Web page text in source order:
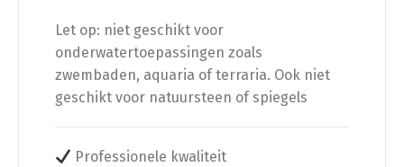
Let op: niet geschikt voor
onderwatertoepassingen zoals
zwembaden, aquaria of terraria. Ook niet
geschikt voor natuursteen of spiegels
Professionele kwaliteit